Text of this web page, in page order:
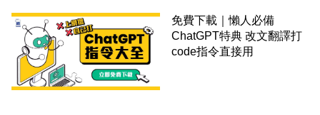
免費下載｜懶人必備
ChatGPT特典 改文翻譯打
code指令直接用